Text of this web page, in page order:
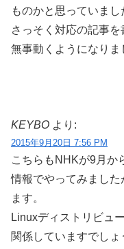
ものかと思っていまし
さっそく対応の記事を
無事動くようになりま
KEYBO より:
2015年9月20日 7:56 PM
こちらもNHKが9月か
情報でやってみまし
ます。
Linuxディストリビュ
関係していますでしょ